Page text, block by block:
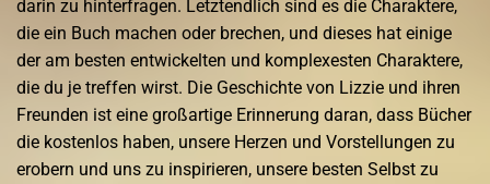
darin zu hinterfragen. Letztendlich sind es die Charaktere,
die ein Buch machen oder brechen, und dieses hat einige
der am besten entwickelten und komplexesten Charaktere,
die du je treffen wirst. Die Geschichte von Lizzie und ihren
Freunden ist eine großartige Erinnerung daran, dass Bücher
die kostenlos haben, unsere Herzen und Vorstellungen zu
erobern und uns zu inspirieren, unsere besten Selbst zu